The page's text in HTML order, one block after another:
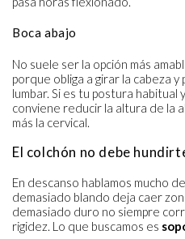
Boca abajo
No suele ser la opción más
porque obliga a girar la cabeza
lumbar. Si es tu postura habitual
conviene reducir la altura de la
más la cervical.
El colchón no debe
En descanso hablamos mucho
demasiado blando deja caer
demasiado duro no siempre
rigidez. Lo que buscamos es